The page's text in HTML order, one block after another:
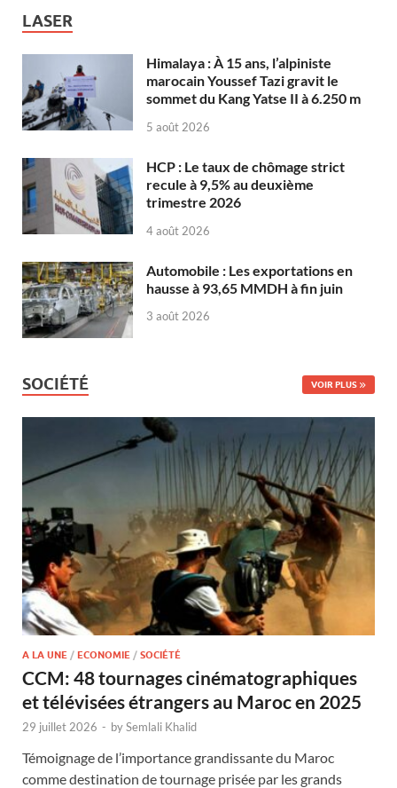
LASER
Himalaya : À 15 ans, l’alpiniste
marocain Youssef Tazi gravit le
sommet du Kang Yatse II à 6.250 m
5 août 2026
HCP : Le taux de chômage strict
recule à 9,5% au deuxième
trimestre 2026
4 août 2026
Automobile : Les exportations en
hausse à 93,65 MMDH à fin juin
3 août 2026
SOCIÉTÉ VOIR PLUS
A LA UNE / ECONOMIE / SOCIÉTÉ
CCM: 48 tournages cinématographiques
et télévisées étrangers au Maroc en 2025
29 juillet 2026 - bySemlali Khalid
Témoignage de l’importance grandissante du Maroc
comme destination de tournage prisée par les grands